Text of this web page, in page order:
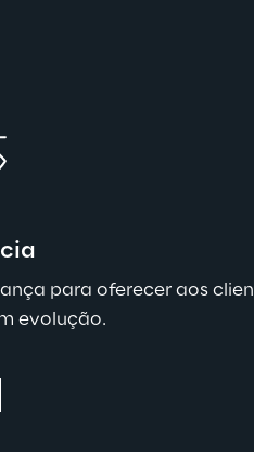
para oferecer aos
evolução.